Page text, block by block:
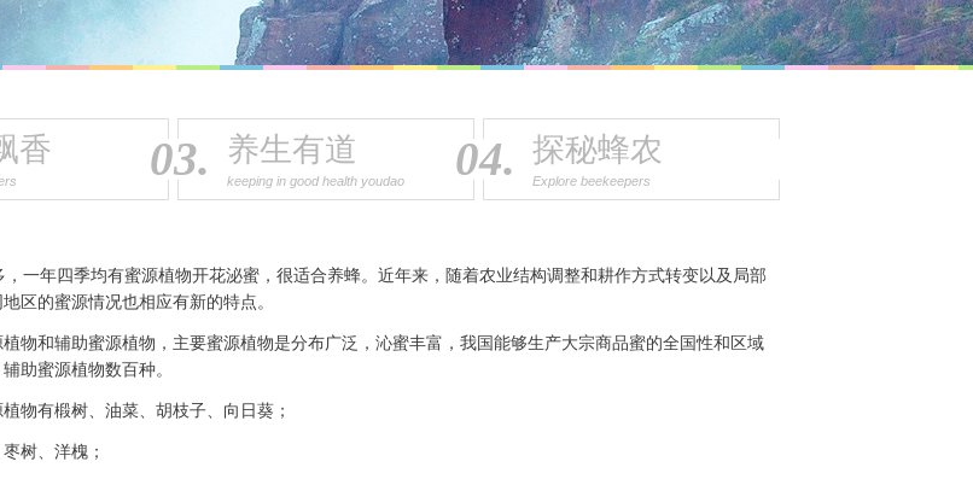
香 03. 养生有道
keeping in good health youdao 04. 探秘蜂农
Explore beekeepers
一年四季均有蜜源植物开花泌蜜，很适合养蜂。近年来，随着农业结构调整和耕作方式转变以及局部
区的蜜源情况也相应有新的特点。
物和辅助蜜源植物，主要蜜源植物是分布广泛，沁蜜丰富， 我 国能够生产大宗商品蜜的全国性和区域
助蜜源植物数百种。
物有椴树、油菜、胡枝子、向日葵；
树、洋槐；